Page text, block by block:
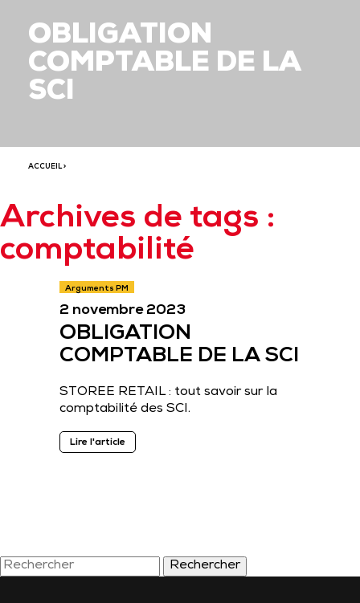
OBLIGATION
COMPTABLE DE LA
SCI
ACCUEIL>
Archives de tags :
comptabilité
Arguments PM
2 novembre 2023
OBLIGATION
COMPTABLE DE LA SCI
STOREE RETAIL : tout savoir sur la
comptabilité des SCI.
Lire l'article
Rechercher